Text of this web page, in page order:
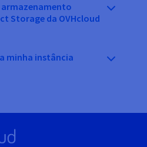
Storage da OVHcloud
minha instância